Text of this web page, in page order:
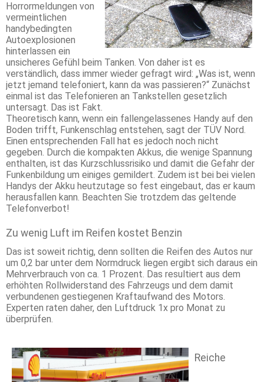
Horrormeldungen von
vermeintlichen
handybedingten
Autoexplosionen
hinterlassen ein
unsicheres Gefühl beim Tanken. Von daher ist es
verständlich, dass immer wieder gefragt wird: „Was ist, wenn
jetzt jemand telefoniert, kann da was passieren?“ Zunächst
einmal ist das Telefonieren an Tankstellen gesetzlich
untersagt. Das ist Fakt.
Theoretisch kann, wenn ein fallengelassenes Handy auf den
Boden trifft, Funkenschlag entstehen, sagt der TÜV Nord.
Einen entsprechenden Fall hat es jedoch noch nicht
gegeben. Durch die kompakten Akkus, die wenige Spannung
enthalten, ist das Kurzschlussrisiko und damit die Gefahr der
Funkenbildung um einiges gemildert. Zudem ist bei bei vielen
Handys der Akku heutzutage so fest eingebaut, das er kaum
herausfallen kann. Beachten Sie trotzdem das geltende
Telefonverbot!
Zu wenig Luft im Reifen kostet Benzin
Das ist soweit richtig, denn sollten die Reifen des Autos nur
um 0,2 bar unter dem Normdruck liegen ergibt sich daraus ein
Mehrverbrauch von ca. 1 Prozent. Das resultiert aus dem
erhöhten Rollwiderstand des Fahrzeugs und dem damit
verbundenen gestiegenen Kraftaufwand des Motors.
Experten raten daher, den Luftdruck 1x pro Monat zu
überprüfen.
Reiche